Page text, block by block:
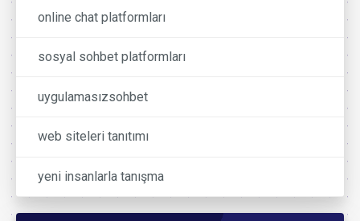
online chat platformları
sosyal sohbet platformları
uygulamasızsohbet
web siteleri tanıtımı
yeni insanlarla tanışma